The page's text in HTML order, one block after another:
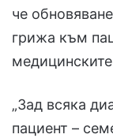
че
грижа към
„Зад всяка
пациент –